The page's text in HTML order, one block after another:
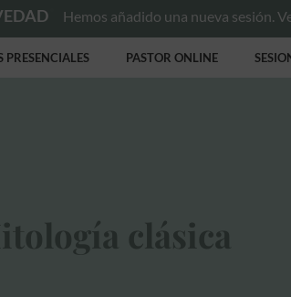
Hemos añadido una nueva sesión.
PRESENCIALES PASTOR ONLINE
clásica